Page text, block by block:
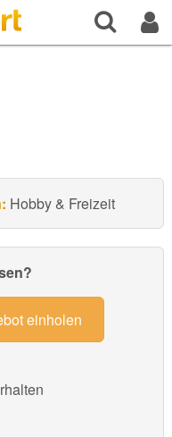
Hobby & Freizeit
einholen